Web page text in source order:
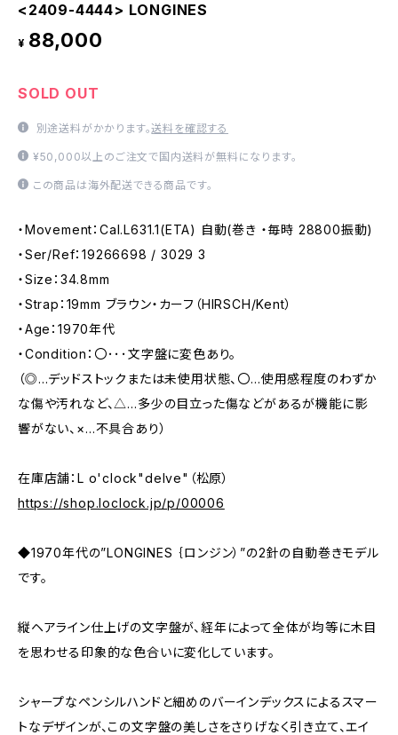
<2409-4444> LONGINES
¥ 88,000
SOLD OUT
別途送料がかかります。送料を確認する
¥50,000以上のご注文で国内送料が無料になります。
この商品は海外配送できる商品です。
・Movement：Cal.L631.1(ETA) 自動(巻き ・毎時 28800振動)
・Ser/Ref：19266698 / 3029 3
・Size：34.8mm
・Strap：19mm ブラウン・カーフ（HIRSCH/Kent）
・Age：1970年代
・Condition：〇･･･文字盤に変色あり。
（◎…デッドストックまたは未使用状態、〇…使用感程度のわずか
な傷や汚れなど、△…多少の目立った傷などがあるが機能に影
響がない、×…不具合あり）
在庫店舗：L o'clock"delve"（松原）
https://shop.loclock.jp/p/00006
◆1970年代の”LONGINES ｛ロンジン）”の2針の自動巻きモデル
です。
縦ヘアライン仕上げの文字盤が、経年によって全体が均等に木目
を思わせる印象的な色合いに変化しています。
シャープなペンシルハンドと細めのバーインデックスによるスマー
トなデザインが、この文字盤の美しさをさりげなく引き立て、エイ